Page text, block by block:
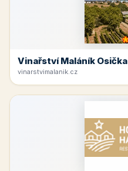
Vinařství Maláník Osička
vinarstvimalanik.cz